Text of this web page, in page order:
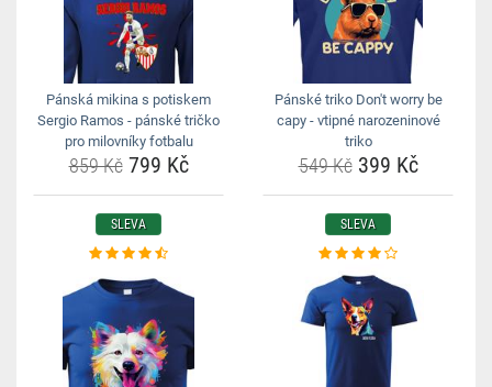
Pánská mikina s potiskem
Sergio Ramos - pánské tričko
pro milovníky fotbalu
859 Kč799 Kč
Pánské triko Don't worry be
capy - vtipné narozeninové
triko
549 Kč399 Kč
SLEVA SLEVA